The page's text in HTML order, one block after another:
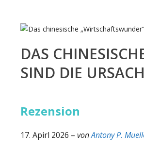
DAS
SIND DIE
Rezension
17. Apirl 2026 – vonAntony P.